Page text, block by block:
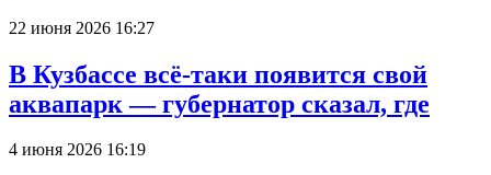
22 июня 2026 16:27
В Кузбассе всё-таки появится свой
аквапарк — губернатор сказал, где
4 июня 2026 16:19